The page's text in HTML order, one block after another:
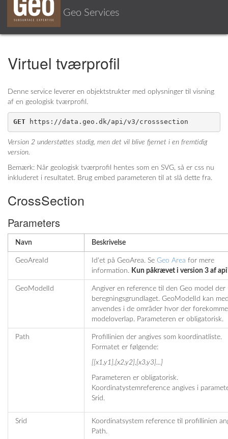
Geo Services
Virtuel tværprofil
Denne service leverer en objektstrukter med oplysninger til visning
af en geologisk tværprofil.
GET https://data.geo.dk/api/v3/crosssection
Version 2 understøttes stadig, men det vil blive fjernet i en fremtidig
version.
Bemærk: Når geologisk tværprofil hentes som en SVG, så er css nu
inkluderet i resultatet. Brug embed parameteren til at slå dette fra.
CrossSection
Parameters
Navn Beskrivelse
GeoAreaId Id'et på GeoArea. Se Geo Area for mere
information. Kun påkrævet i version 3 af
GeoModelId
Angiver en reference til den Geo model der
beregningsgrundlaget. GeoModelId kan
anvendes i de områder hvor der
modeloverlap. Parameteren er obligatorisk.
Path
Profillinien der angives som koordinatliste.
Formatet er følgende:
[[x1,y1],[x2,y2],[x3,y3]...]
Parameteren er obligatorisk.
Koordinatystemreference angives i
Srid.
Srid
Koordinatsystem reference til profillinien
Path.